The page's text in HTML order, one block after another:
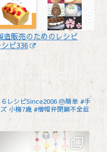
販売のためのレシピ
ピ336
レシピSince2006 🎂簡単 #手
小梅7歳 #僧帽弁閉鎖不全症